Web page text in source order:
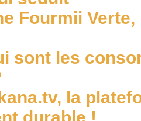
Fourmii
sont les
la